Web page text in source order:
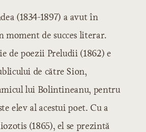
(1834-1897) a avut în
moment de succes literar.
de poezii Preludii (1862) e
de către Sion,
lui Bolintineanu, pentru
elev al acestui poet. Cu a
(1865), el se prezintă